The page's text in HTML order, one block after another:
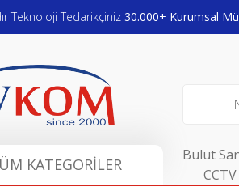
Teknoloji Tedarikçiniz 30.000+ Kurumsal
KATEGORİLER
Bulut